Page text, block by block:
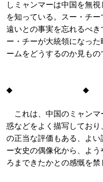
しミャンマーは中国を無
を知っている。スー・チ
遠いとの事実を忘れるべ
ー・チーが大統領になっ
ームをどうするのか見もの
◆
これは、中国のミャンマ
惑などをよく描写してお
の正当な評価もある、よ
ー女史の偶像化から、よ
ろまできたかとの感慨を禁